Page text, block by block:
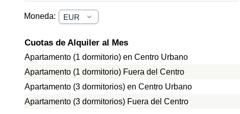
Moneda:
Cuotas de Alquiler al Mes
Apartamento (1 dormitorio) en Centro Urbano
Apartamento (1 dormitorio) Fuera del Centro
Apartamento (3 dormitorios) en Centro Urbano
Apartamento (3 dormitorios) Fuera del Centro